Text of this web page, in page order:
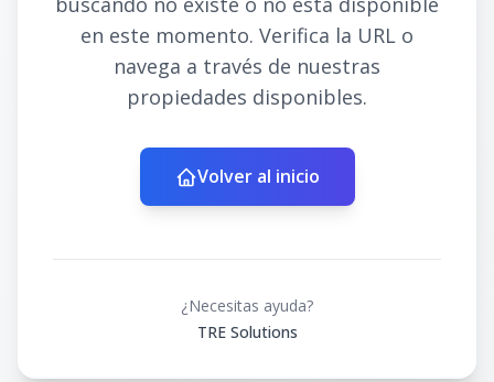
en este momento. Verifica la URL o
navega a través de nuestras
propiedades disponibles.
Volver al inicio
¿Necesitas ayuda?
TRE Solutions